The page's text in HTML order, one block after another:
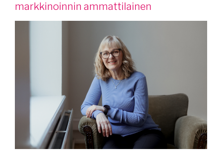
markkinoinnin ammattilainen